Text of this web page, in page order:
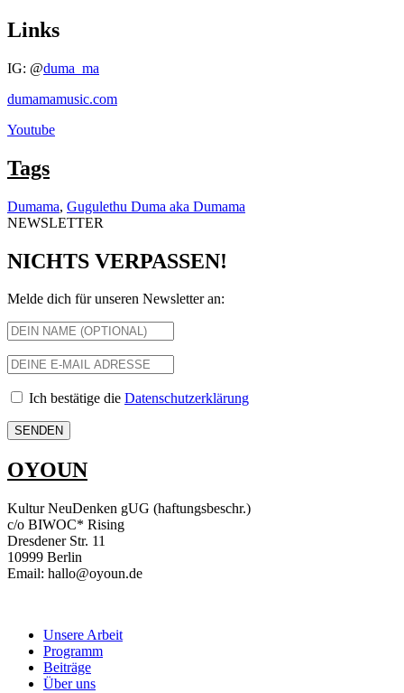
Links
IG: @duma_ma
dumamamusic.com
Youtube
Tags
Dumama, Gugulethu Duma aka Dumama
NEWSLETTER
NICHTS VERPASSEN!
Melde dich für unseren Newsletter an:
Ich bestätige die Datenschutzerklärung
OYOUN
Kultur NeuDenken gUG (haftungsbeschr.)
c/o BIWOC* Rising
Dresdener Str. 11
10999 Berlin
Email: hallo@oyoun.de
Unsere Arbeit
Programm
Beiträge
Über uns